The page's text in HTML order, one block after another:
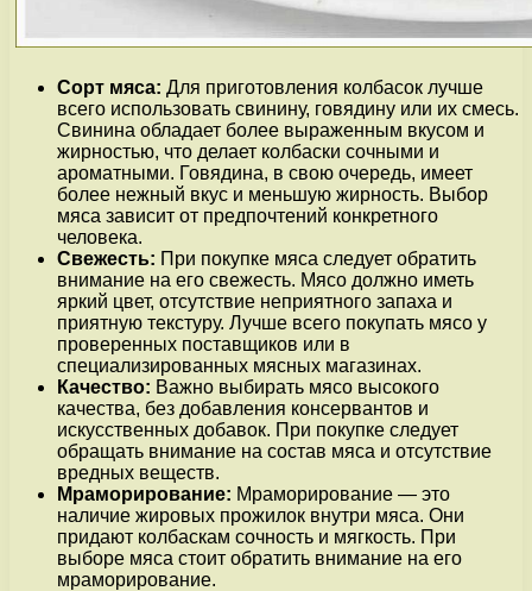
Сорт мяса: Для приготовления колбасок лучше
всего использовать свинину, говядину или их смесь.
Свинина обладает более выраженным вкусом и
жирностью, что делает колбаски сочными и
ароматными. Говядина, в свою очередь, имеет
более нежный вкус и меньшую жирность. Выбор
мяса зависит от предпочтений конкретного
человека.
Свежесть: При покупке мяса следует обратить
внимание на его свежесть. Мясо должно иметь
яркий цвет, отсутствие неприятного запаха и
приятную текстуру. Лучше всего покупать мясо у
проверенных поставщиков или в
специализированных мясных магазинах.
Качество: Важно выбирать мясо высокого
качества, без добавления консервантов и
искусственных добавок. При покупке следует
обращать внимание на состав мяса и отсутствие
вредных веществ.
Мраморирование: Мраморирование — это
наличие жировых прожилок внутри мяса. Они
придают колбаскам сочность и мягкость. При
выборе мяса стоит обратить внимание на его
мраморирование.